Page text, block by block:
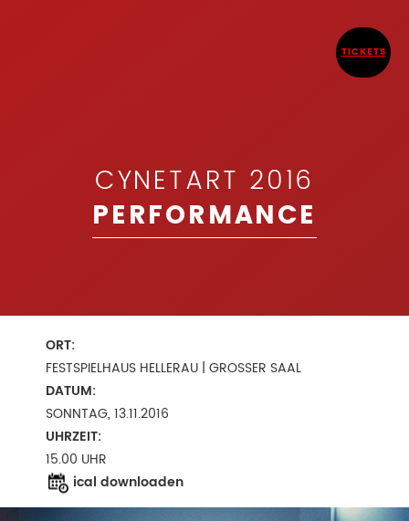
TICKETS
CYNETART 2016
PERFORMANCE
ORT:
FESTSPIELHAUS HELLERAU | GROSSER SAAL
DATUM:
SONNTAG, 13.11.2016
UHRZEIT:
15.00 UHR
ical downloaden